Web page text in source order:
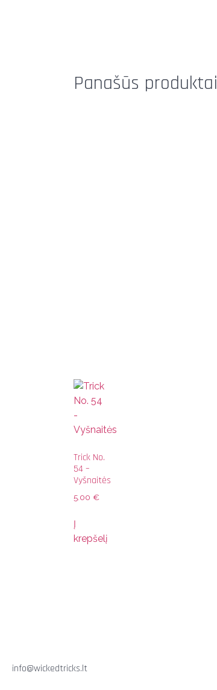
Panašūs produktai
Trick No.
54 –
Vyšnaitės
5.00 €
Į
krepšelį
info@wickedtricks.lt